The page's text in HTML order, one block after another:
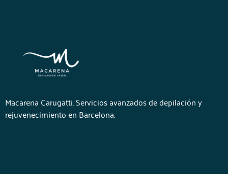
Macarena Carugatti. Servicios avanzados de depilación y
rejuvenecimiento en Barcelona.